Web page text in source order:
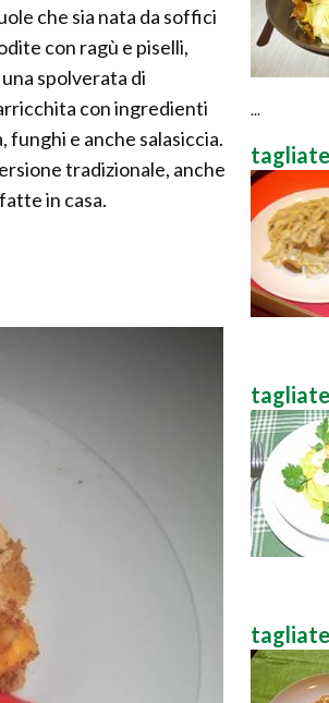
che sia nata da soffici
con ragù e piselli,
spolverata di
con ingredienti
funghi e anche salasiccia.
tradizionale, anche
in casa.
...